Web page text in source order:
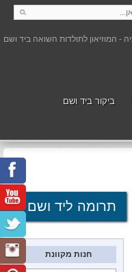
ביקור ביד ושם
תרומה ליד ושם
חנות מקוונת